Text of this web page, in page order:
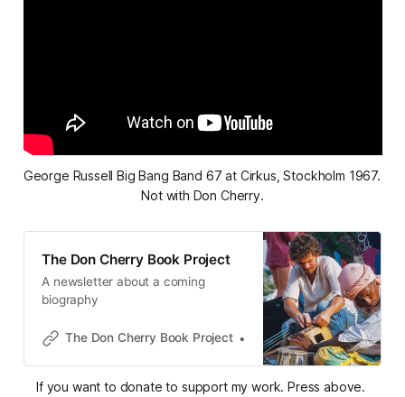
George Russell Big Bang Band 67 at Cirkus, Stockholm 1967.
Not with Don Cherry.
The Don Cherry Book Project
A newsletter about a coming
biography
The Don Cherry Book Project Magnus Nygren
If you want to donate to support my work. Press above.